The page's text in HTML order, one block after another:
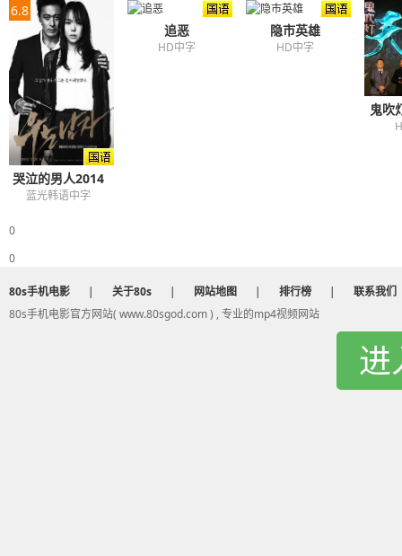
HD国语中字
6.8
哭泣的男人2014
蓝光韩语中字
追恶
HD中字
隐市英雄
HD中字
鬼吹
0
0
80s手机电影 | 关于80s | 网站地图 | 排行榜 |
联系我们
80s手机电影官方网站( www.80sgod.com ) , 专业的mp4视频网站
进